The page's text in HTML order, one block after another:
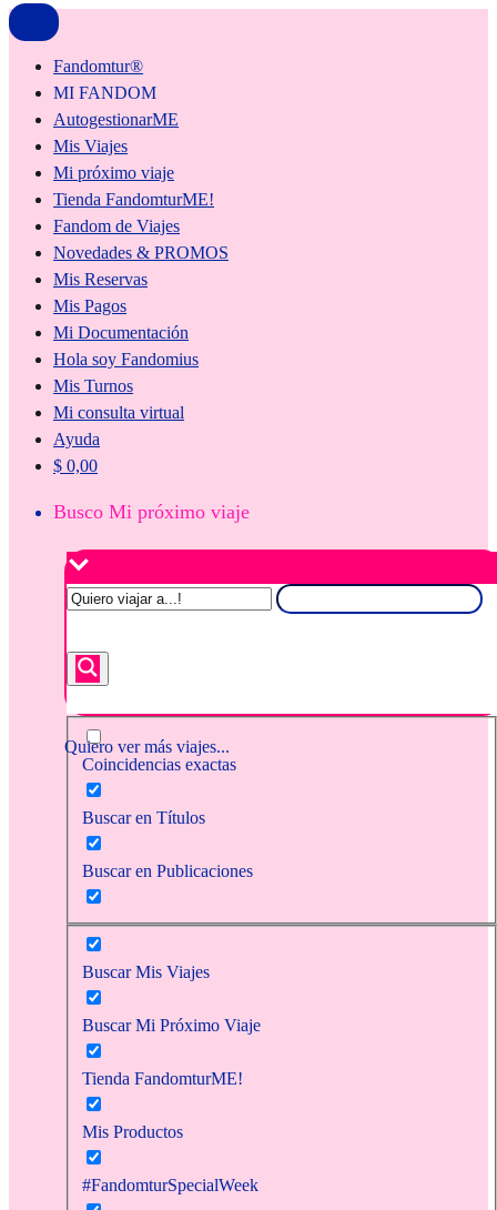
Fandomtur®
MI FANDOM
AutogestionarME
Mis Viajes
Mi próximo viaje
Tienda FandomturME!
Fandom de Viajes
Novedades & PROMOS
Mis Reservas
Mis Pagos
Mi Documentación
Hola soy Fandomius
Mis Turnos
Mi consulta virtual
Ayuda
$ 0,00
Busco Mi próximo viaje
Quiero ver más viajes...
Coincidencias exactas
Buscar en Títulos
Buscar en Publicaciones
Buscar Mis Viajes
Buscar Mi Próximo Viaje
Tienda FandomturME!
Mis Productos
#FandomturSpecialWeek